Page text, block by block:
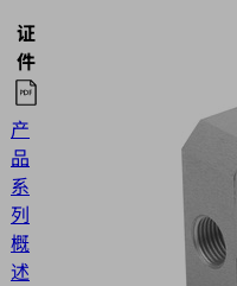
证
件
产
品
系
列
概
述